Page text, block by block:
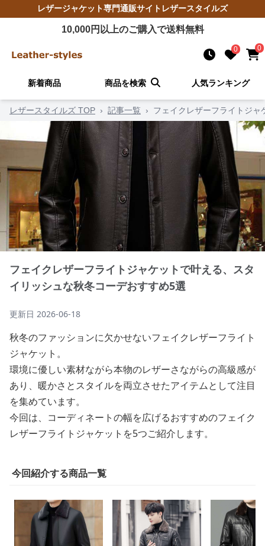
レザージャケット専門通販サイト レザースタイルズ
10,000円以上のご購入で送料無料
0 0
新着商品 商品を検索 人気ランキング
レザースタイルズ TOP › 記事一覧 › フェイクレザーフライトジ
フェイクレザーフライトジャケットで叶える、スタ
イリッシュな秋冬コーデおすすめ5選
更新日 2026-06-18
秋冬のファッションに欠かせないフェイクレザーフライト
ジャケット。
環境に優しい素材ながら本物のレザーさながらの高級感が
あり、暖かさとスタイルを両立させたアイテムとして注目
を集めています。
今回は、コーディネートの幅を広げるおすすめのフェイク
レザーフライトジャケットを5つご紹介します。
今回紹介する商品一覧